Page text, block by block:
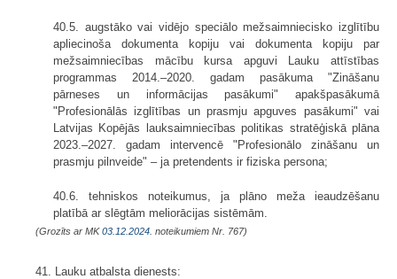
40.5. augstāko vai vidējo speciālo mežsaimniecisko izglītību
apliecinoša dokumenta kopiju vai dokumenta kopiju par
mežsaimniecības mācību kursa apguvi Lauku attīstības
programmas 2014.–2020. gadam pasākuma "Zināšanu
pārneses un informācijas pasākumi" apakšpasākumā
"Profesionālās izglītības un prasmju apguves pasākumi" vai
Latvijas Kopējās lauksaimniecības politikas stratēģiskā plāna
2023.–2027. gadam intervencē "Profesionālo zināšanu un
prasmju pilnveide" – ja pretendents ir fiziska persona;
40.6. tehniskos noteikumus, ja plāno meža ieaudzēšanu
platībā ar slēgtām meliorācijas sistēmām.
(Grozīts ar MK03.12.2024. noteikumiem Nr. 767)
41. Lauku atbalsta dienests: